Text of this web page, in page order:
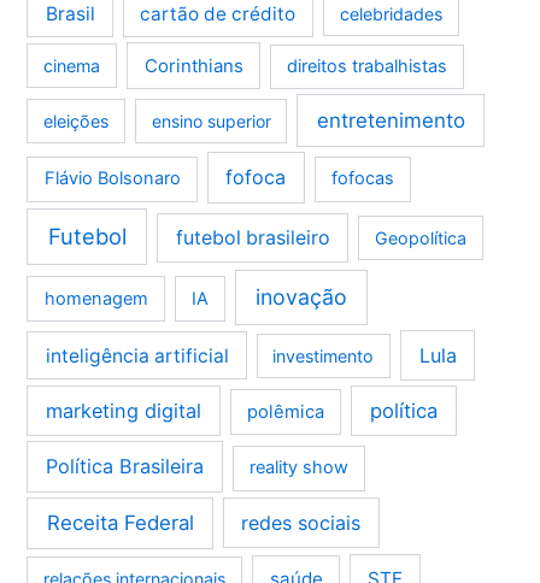
Brasil cartão de crédito celebridades
cinema Corinthians direitos trabalhistas
eleições ensino superior entretenimento
Flávio Bolsonaro fofoca fofocas
Futebol futebol brasileiro Geopolítica
homenagem IA inovação
inteligência artificial investimento Lula
marketing digital polêmica política
Política Brasileira reality show
Receita Federal redes sociais
relações internacionais